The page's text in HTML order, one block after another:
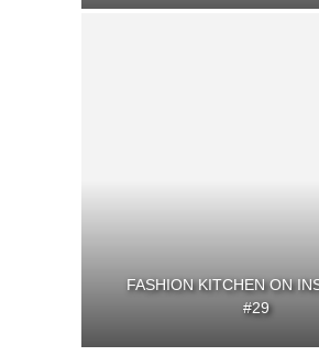
FASHION KITCHEN ON
#29